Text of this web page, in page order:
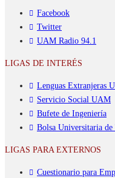
Facebook
Twitter
UAM Radio 94.1
LIGAS DE INTERÉS
Lenguas Extranjeras
Servicio Social UAM
Bufete de Ingeniería
Bolsa Universitaria de
LIGAS PARA EXTERNOS
Cuestionario para